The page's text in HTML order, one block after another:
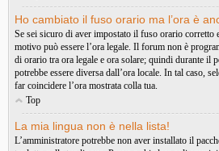
Ho cambiato il fuso orario ma l’ora è
Se sei sicuro di aver impostato il fuso orario corretto
motivo può essere l’ora legale. Il forum non è
di orario tra ora legale e ora solare; quindi durante il
potrebbe essere diversa dall’ora locale. In tal caso,
far coincidere l’ora mostrata colla tua.
Top
La mia lingua non è nella lista!
L’amministratore potrebbe non aver installato il